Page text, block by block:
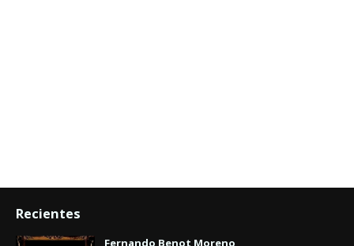
Recientes
Fernando Benot Moreno